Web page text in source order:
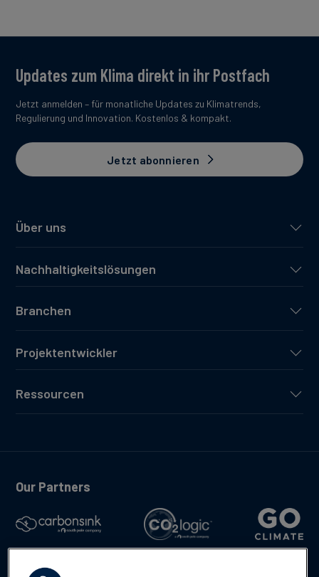
Über uns
Nachhaltigkeitslösungen
Branchen
Projektentwickler
Ressourcen
Updates zum Klima direkt in ihr Postfach
Jetzt anmelden – für monatliche Updates zu Klimatrends,
Regulierung und Innovation. Kostenlos & kompakt.
Jetzt abonnieren
Our Partners